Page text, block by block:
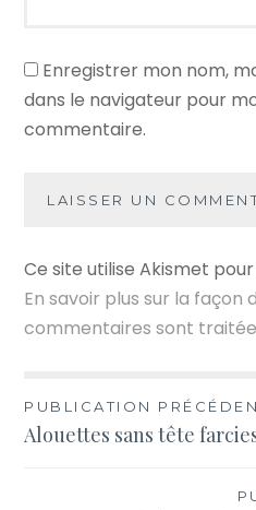
Enregistrer mon nom,
dans le navigateur pour
commentaire.
Ce site utilise Akismet
En savoir plus sur la façon
commentaires sont
Navigation
de
PUBLICATION
Alouettes sans tête